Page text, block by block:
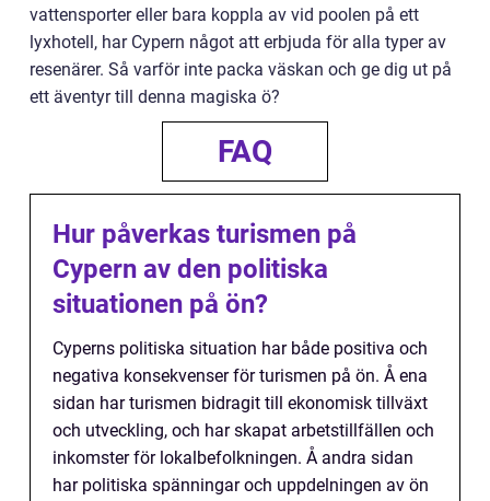
vattensporter eller bara koppla av vid poolen på ett
lyxhotell, har Cypern något att erbjuda för alla typer av
resenärer. Så varför inte packa väskan och ge dig ut på
ett äventyr till denna magiska ö?
FAQ
Hur påverkas turismen på
Cypern av den politiska
situationen på ön?
Cyperns politiska situation har både positiva och
negativa konsekvenser för turismen på ön. Å ena
sidan har turismen bidragit till ekonomisk tillväxt
och utveckling, och har skapat arbetstillfällen och
inkomster för lokalbefolkningen. Å andra sidan
har politiska spänningar och uppdelningen av ön